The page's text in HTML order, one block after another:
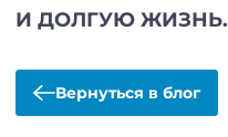
И ДОЛГУЮ ЖИЗНЬ.
Вернуться в блог